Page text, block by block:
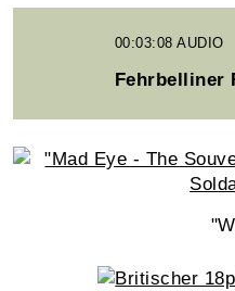
00:03:08AUDIO
Fehrbelliner